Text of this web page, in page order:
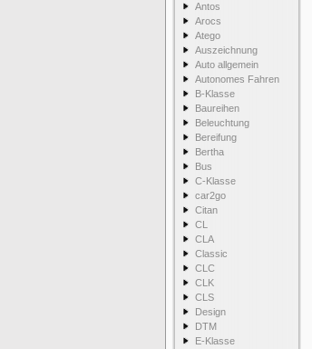
Antos
Arocs
Atego
Auszeichnung
Auto allgemein
Autonomes Fahren
B-Klasse
Baureihen
Beleuchtung
Bereifung
Bertha
Bus
C-Klasse
car2go
Citan
CL
CLA
Classic
CLC
CLK
CLS
Design
DTM
E-Klasse